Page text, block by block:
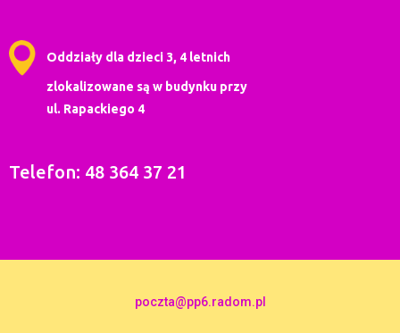
Oddziały dla dzieci 3, 4 letnich
zlokalizowane są w budynku przy
ul. Rapackiego 4
Telefon: 48 364 37 21
poczta@pp6.radom.pl